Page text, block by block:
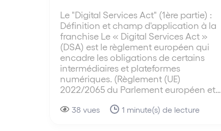
Le "Digital Services Act" (1ère partie) :
Définition et champ d'application à la
franchise Le « Digital Services Act »
(DSA) est le règlement européen qui
encadre les obligations de certains
intermédiaires et plateformes
numériques. (Règlement (UE)
2022/2065 du Parlement européen et…
38 vues 1 minute(s) de lecture